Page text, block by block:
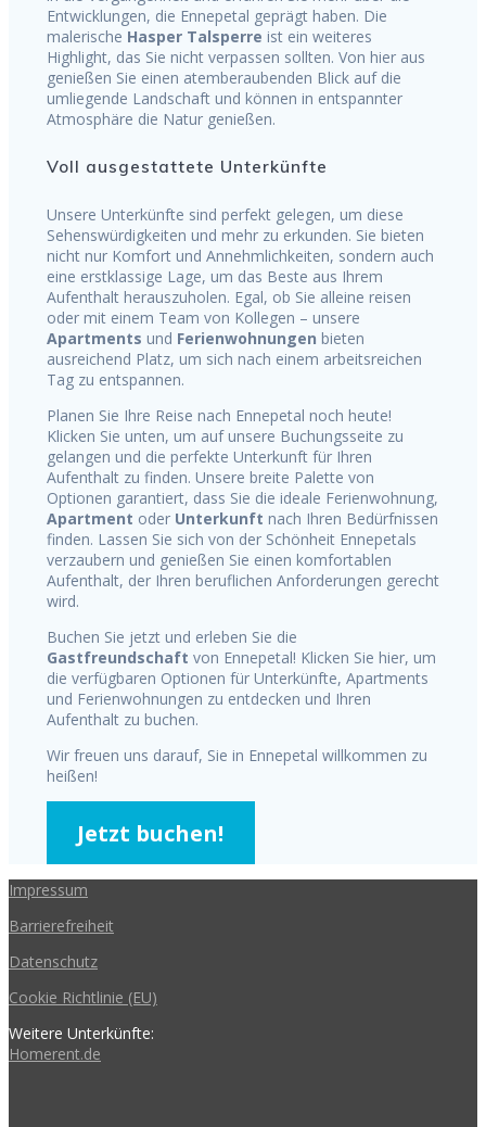
Entwicklungen, die Ennepetal geprägt haben. Die
malerische Hasper Talsperre ist ein weiteres
Highlight, das Sie nicht verpassen sollten. Von hier aus
genießen Sie einen atemberaubenden Blick auf die
umliegende Landschaft und können in entspannter
Atmosphäre die Natur genießen.
Voll ausgestattete Unterkünfte
Unsere Unterkünfte sind perfekt gelegen, um diese
Sehenswürdigkeiten und mehr zu erkunden. Sie bieten
nicht nur Komfort und Annehmlichkeiten, sondern auch
eine erstklassige Lage, um das Beste aus Ihrem
Aufenthalt herauszuholen. Egal, ob Sie alleine reisen
oder mit einem Team von Kollegen – unsere
Apartments und Ferienwohnungen bieten
ausreichend Platz, um sich nach einem arbeitsreichen
Tag zu entspannen.
Planen Sie Ihre Reise nach Ennepetal noch heute!
Klicken Sie unten, um auf unsere Buchungsseite zu
gelangen und die perfekte Unterkunft für Ihren
Aufenthalt zu finden. Unsere breite Palette von
Optionen garantiert, dass Sie die ideale Ferienwohnung,
Apartment oder Unterkunft nach Ihren Bedürfnissen
finden. Lassen Sie sich von der Schönheit Ennepetals
verzaubern und genießen Sie einen komfortablen
Aufenthalt, der Ihren beruflichen Anforderungen gerecht
wird.
Buchen Sie jetzt und erleben Sie die
Gastfreundschaft von Ennepetal! Klicken Sie hier, um
die verfügbaren Optionen für Unterkünfte, Apartments
und Ferienwohnungen zu entdecken und Ihren
Aufenthalt zu buchen.
Wir freuen uns darauf, Sie in Ennepetal willkommen zu
heißen!
Jetzt buchen!
Impressum
Barrierefreiheit
Datenschutz
Cookie Richtlinie (EU)
Weitere Unterkünfte:
Homerent.de